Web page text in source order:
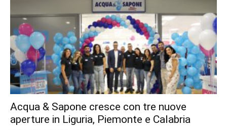
Acqua & Sapone cresce con tre nuove
aperture in Liguria, Piemonte e Calabria